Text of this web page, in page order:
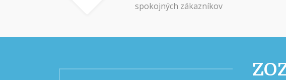
spokojných zákazníkov